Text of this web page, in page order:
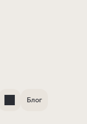
Блог